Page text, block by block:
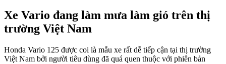
Xe Vario đang làm mưa làm gió trên thị
trường Việt Nam
Honda Vario 125 được coi là mẫu xe rất dễ tiếp cận tại thị trường
Việt Nam bởi người tiêu dùng đã quá quen thuộc với phiên bản